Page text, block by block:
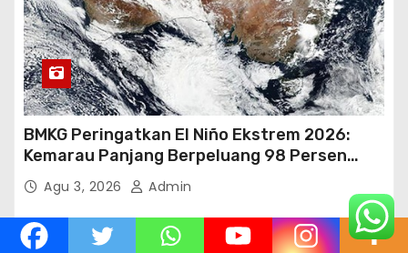
BMKG Peringatkan El Niño Ekstrem 2026:
Kemarau Panjang Berpeluang 98 Persen
hingga Awal 2027
Agu 3, 2026 Admin